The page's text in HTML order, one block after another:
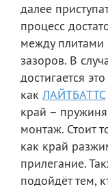
далее
процесс
между плитами
зазоров. В
достигается
как ЛАЙТБАТТС
край –
монтаж. Стоит
как край
прилегание.
подойдёт тем,